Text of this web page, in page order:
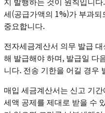
세(공급가액의 1%)가 부과
중요합니다.
전자세금계산서 의무 발급
해 발급해야 하며, 발급일 다
니다. 전송 기한을 어길 경우
매입 세금계산서는 신고 기
세액 공제를 제대로 받을 수